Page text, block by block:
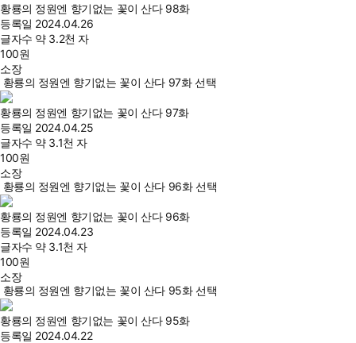
황룡의 정원엔 향기없는 꽃이 산다 98화
등록일 2024.04.26
글자수 약 3.2천 자
100원
소장
황룡의 정원엔 향기없는 꽃이 산다 97화 선택
황룡의 정원엔 향기없는 꽃이 산다 97화
등록일 2024.04.25
글자수 약 3.1천 자
100원
소장
황룡의 정원엔 향기없는 꽃이 산다 96화 선택
황룡의 정원엔 향기없는 꽃이 산다 96화
등록일 2024.04.23
글자수 약 3.1천 자
100원
소장
황룡의 정원엔 향기없는 꽃이 산다 95화 선택
황룡의 정원엔 향기없는 꽃이 산다 95화
등록일 2024.04.22